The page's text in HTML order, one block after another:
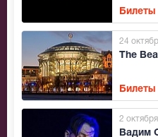
Билеты
The
24
Билеты
Вадим
2